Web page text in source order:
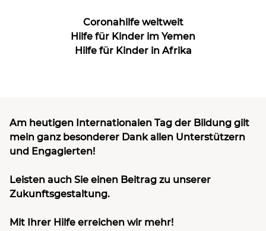
Coronahilfe weltweit
Hilfe für Kinder im Yemen
Hilfe für Kinder in Afrika
Am heutigen Internationalen Tag der Bildung gilt
mein ganz besonderer Dank allen Unterstützern
und Engagierten!
Leisten auch Sie einen Beitrag zu unserer
Zukunftsgestaltung.
Mit Ihrer Hilfe erreichen wir mehr!